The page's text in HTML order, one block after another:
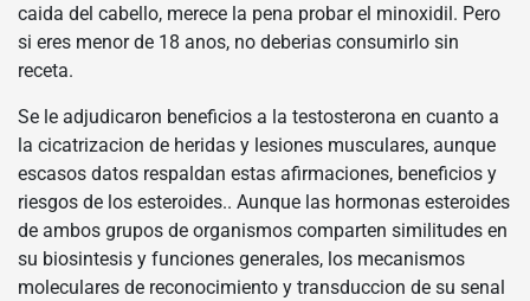
caida del cabello, merece la pena probar el minoxidil. Pero
si eres menor de 18 anos, no deberias consumirlo sin
receta.
Se le adjudicaron beneficios a la testosterona en cuanto a
la cicatrizacion de heridas y lesiones musculares, aunque
escasos datos respaldan estas afirmaciones, beneficios y
riesgos de los esteroides.. Aunque las hormonas esteroides
de ambos grupos de organismos comparten similitudes en
su biosintesis y funciones generales, los mecanismos
moleculares de reconocimiento y transduccion de su senal